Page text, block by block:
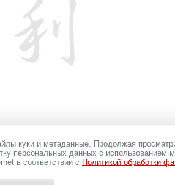
касающаяся запасных частей,
куки и метаданные. Продолжая
персональных данных с использованием
в соответствии с Политикой обработки